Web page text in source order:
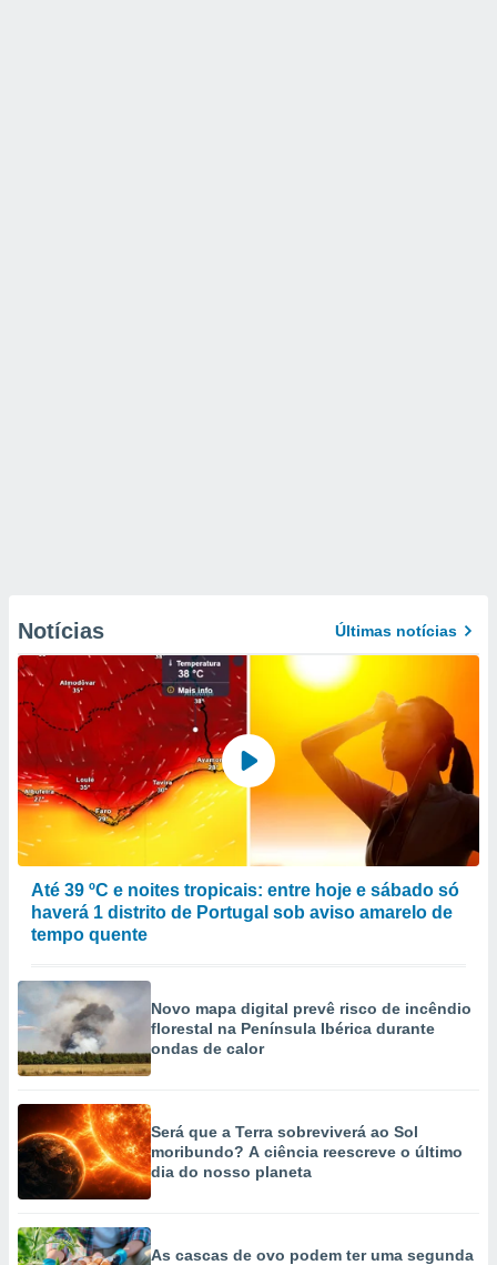
Notícias Últimas notícias
Até 39 ºC e noites tropicais: entre hoje e sábado só
haverá 1 distrito de Portugal sob aviso amarelo de
tempo quente
Novo mapa digital prevê risco de incêndio
florestal na Península Ibérica durante
ondas de calor
Será que a Terra sobreviverá ao Sol
moribundo? A ciência reescreve o último
dia do nosso planeta
As cascas de ovo podem ter uma segunda